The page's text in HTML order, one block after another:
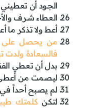
الجود أن
العطاء شرف
أعط ولا تذكر ما
من يحصل على
فالسعادة ولدت
بدل أن تعطي
ليصمت من أعطى
لم يصبح أحداً
لتكن كلمتك